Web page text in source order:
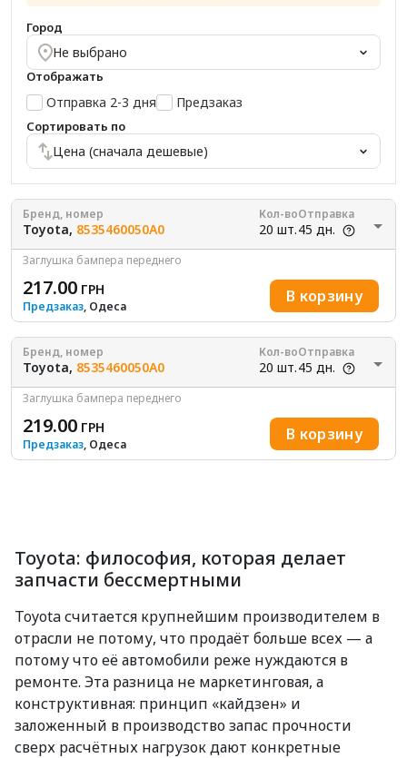
Город
Не выбрано
Отображать
Отправка 2-3 дня Предзаказ
Сортировать по
Цена (сначала дешевые)
Бренд, номер
Toyota, 8535460050A0
Кол-во
20 шт.
Отправка
45 дн.
Заглушка бампера переднего
217.00 ГРН
Предзаказ, Одеса
В корзину
Бренд, номер
Toyota, 8535460050A0
Кол-во
20 шт.
Отправка
45 дн.
Заглушка бампера переднего
219.00 ГРН
Предзаказ, Одеса
В корзину
Toyota: философия, которая делает
запчасти бессмертными
Toyota считается крупнейшим производителем в
отрасли не потому, что продаёт больше всех — а
потому что её автомобили реже нуждаются в
ремонте. Эта разница не маркетинговая, а
конструктивная: принцип «кайдзен» и
заложенный в производство запас прочности
сверх расчётных нагрузок дают конкретные